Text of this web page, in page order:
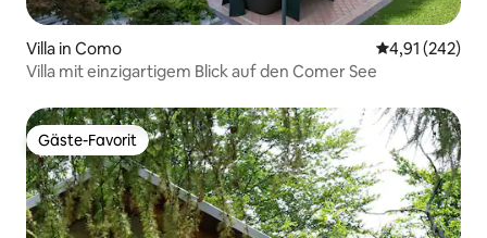
Villa in Como
4,91 (242)
Villa mit einzigartigem Blick auf den Comer See
Gäste-Favorit
Gäste-Favorit